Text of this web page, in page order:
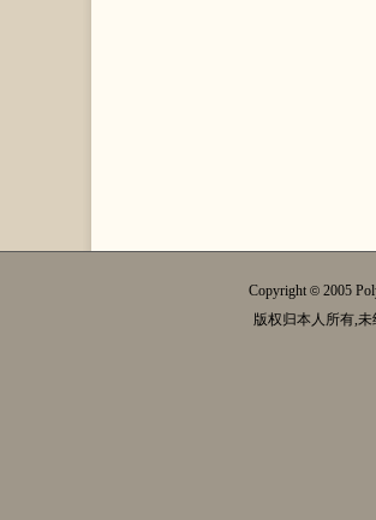
Copyright© 2005
版权归本人所有,